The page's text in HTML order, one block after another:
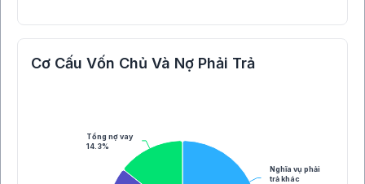
Cơ Cấu Vốn Chủ Và Nợ Phải Trả
Nghĩa vụ phải
trả khác
Tổng nợ vay
14.3%